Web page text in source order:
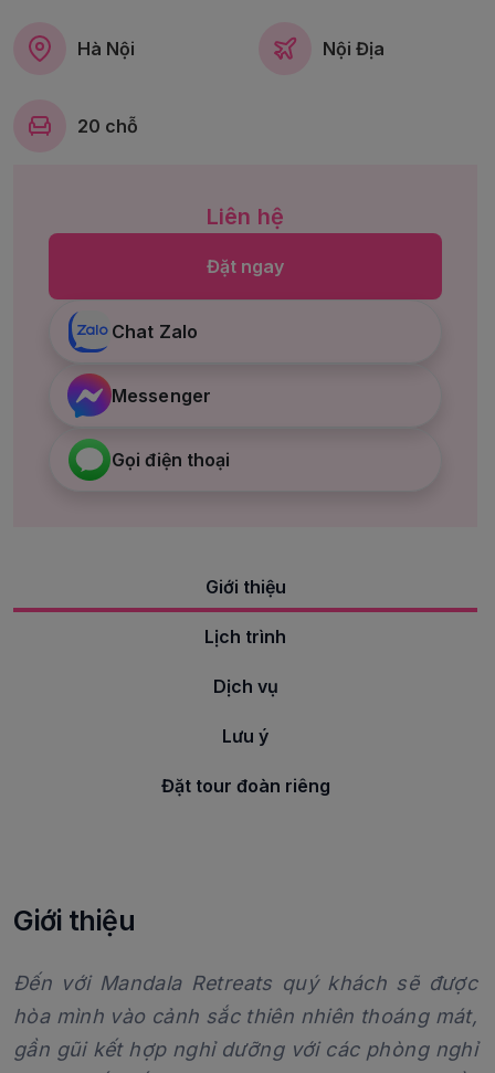
Hà Nội Nội Địa
20 chỗ
Liên hệ
Đặt ngay
Chat Zalo
Messenger
Gọi điện thoại
Giới thiệu
Lịch trình
Dịch vụ
Lưu ý
Đặt tour đoàn riêng
Giới thiệu
Đến với Mandala Retreats quý khách sẽ được
hòa mình vào cảnh sắc thiên nhiên thoáng mát,
gần gũi kết hợp nghỉ dưỡng với các phòng nghỉ